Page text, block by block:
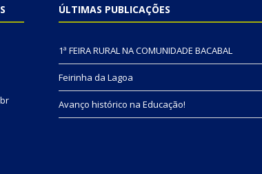
ÚLTIMAS PUBLICAÇÕES
1ª FEIRA RURAL NA COMUNIDADE BACABAL
Feirinha da Lagoa
Avanço histórico na Educação!